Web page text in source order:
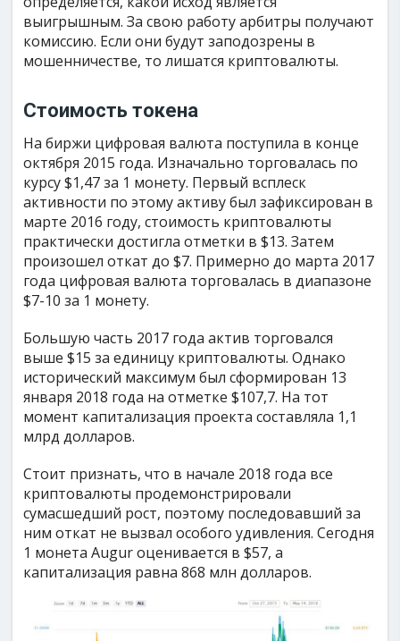
выигрышным. За свою работу арбитры получают
комиссию. Если они будут заподозрены в
мошенничестве, то лишатся криптовалюты.
Стоимость токена
На биржи цифровая валюта поступила в конце
октября 2015 года. Изначально торговалась по
курсу $1,47 за 1 монету. Первый всплеск
активности по этому активу был зафиксирован в
марте 2016 году, стоимость криптовалюты
практически достигла отметки в $13. Затем
произошел откат до $7. Примерно до марта 2017
года цифровая валюта торговалась в диапазоне
$7-10 за 1 монету.
Большую часть 2017 года актив торговался
выше $15 за единицу криптовалюты. Однако
исторический максимум был сформирован 13
января 2018 года на отметке $107,7. На тот
момент капитализация проекта составляла 1,1
млрд долларов.
Стоит признать, что в начале 2018 года все
криптовалюты продемонстрировали
сумасшедший рост, поэтому последовавший за
ним откат не вызвал особого удивления. Сегодня
1 монета Augur оценивается в $57, а
капитализация равна 868 млн долларов.